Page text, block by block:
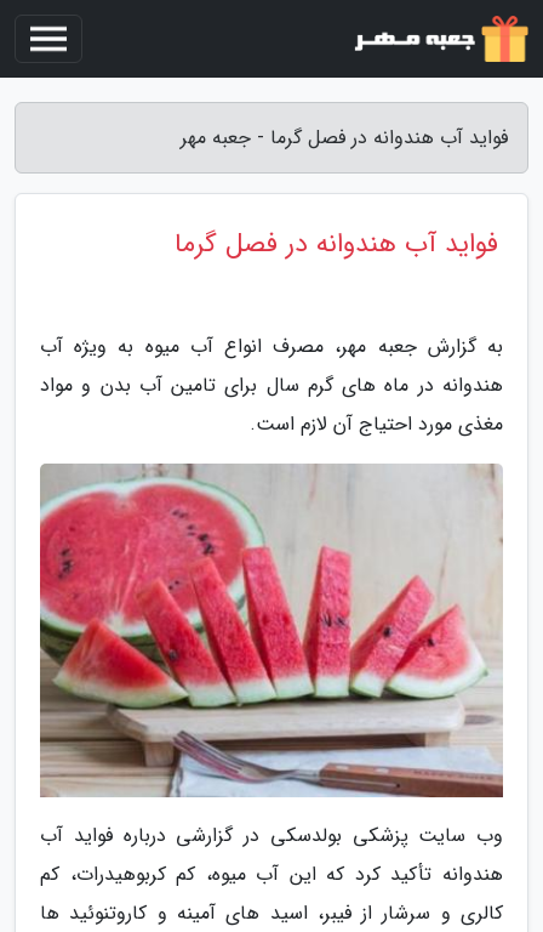
فواید آب هندوانه در فصل گرما - جعبه مهر
فواید آب هندوانه در فصل گرما
به گزارش جعبه مهر، مصرف انواع آب میوه به ویژه آب
هندوانه در ماه های گرم سال برای تامین آب بدن و مواد
مغذی مورد احتیاج آن لازم است.
وب سایت پزشکی بولدسکی در گزارشی درباره فواید آب
هندوانه تأکید کرد که این آب میوه، کم کربوهیدرات، کم
کالری و سرشار از فیبر، اسید های آمینه و کاروتنوئید ها